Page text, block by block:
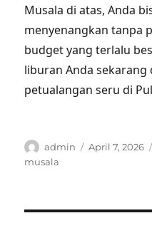
Musala di atas, Anda
menyenangkan tanpa
budget yang terlalu
liburan Anda sekarang
petualangan seru di
Author
admin
Posted
April 7, 2026
musala